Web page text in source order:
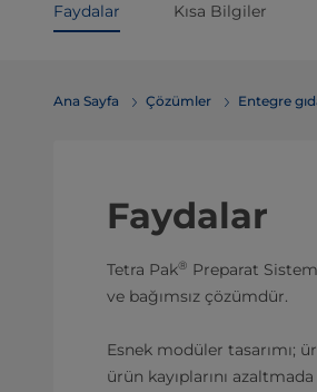
Faydalar Kısa Bilgiler
Ana Sayfa Çözümler Entegre
Faydalar
Tetra Pak® Preparat
ve bağımsız çözümdür.
Esnek modüler tasarımı;
ürün kayıplarını